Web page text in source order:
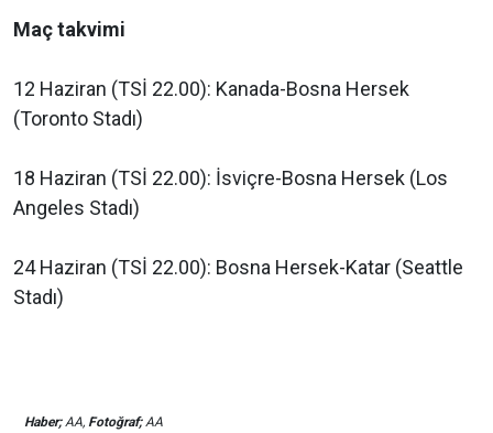
Maç takvimi
12 Haziran (TSİ 22.00): Kanada-Bosna Hersek
(Toronto Stadı)
18 Haziran (TSİ 22.00): İsviçre-Bosna Hersek (Los
Angeles Stadı)
24 Haziran (TSİ 22.00): Bosna Hersek-Katar (Seattle
Stadı)
Haber;AA, Fotoğraf;AA